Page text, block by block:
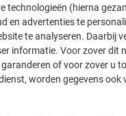
Koop Meer,
€ 50,99
€ 61,70 Incl. btw
Aantal
technologieën (hierna
en advertenties te
te analyseren. Daarbij
informatie. Voor zover dit
of voor zover u
worden gegevens